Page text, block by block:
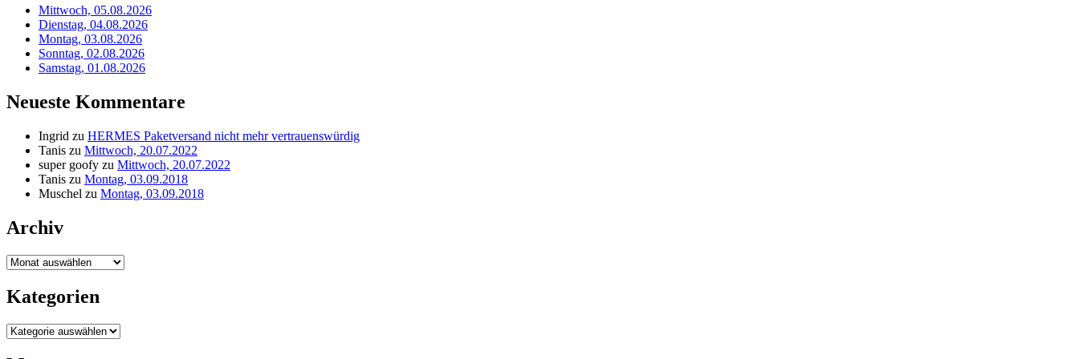
Mittwoch, 05.08.2026
Dienstag, 04.08.2026
Montag, 03.08.2026
Sonntag, 02.08.2026
Samstag, 01.08.2026
Neueste Kommentare
Ingrid zu HERMES Paketversand nicht mehr vertrauenswürdig
Tanis zu Mittwoch, 20.07.2022
super goofy zu Mittwoch, 20.07.2022
Tanis zu Montag, 03.09.2018
Muschel zu Montag, 03.09.2018
Archiv
Archiv
Kategorien
Kategorien